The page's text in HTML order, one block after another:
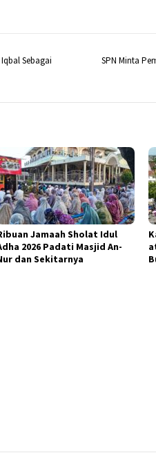
Sebagai
SPN Minta
Jamaah Sholat Idul
2026 Padati Masjid An-
dan Sekitarnya